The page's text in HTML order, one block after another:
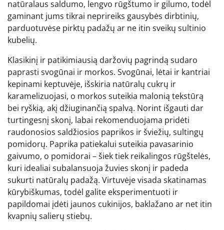
natūralaus saldumo, lengvo rūgštumo ir gilumo, todėl
gaminant jums tikrai neprireiks gausybės dirbtinių,
parduotuvėse pirktų padažų ar ne itin sveikų sultinio
kubelių.
Klasikinį ir patikimiausią daržovių pagrindą sudaro
paprasti svogūnai ir morkos. Svogūnai, lėtai ir kantriai
kepinami keptuvėje, išskiria natūralų cukrų ir
karamelizuojasi, o morkos suteikia malonią tekstūrą
bei ryškią, akį džiuginančią spalvą. Norint išgauti dar
turtingesnį skonį, labai rekomenduojama pridėti
raudonosios saldžiosios paprikos ir šviežių, sultingų
pomidorų. Paprika patiekalui suteikia pavasarinio
gaivumo, o pomidorai – šiek tiek reikalingos rūgštelės,
kuri idealiai subalansuoja žuvies skonį ir padeda
sukurti natūralų padažą. Virtuvėje visada skatinamas
kūrybiškumas, todėl galite eksperimentuoti ir
papildomai įdėti jaunos cukinijos, baklažano ar net itin
kvapnių salierų stiebų.